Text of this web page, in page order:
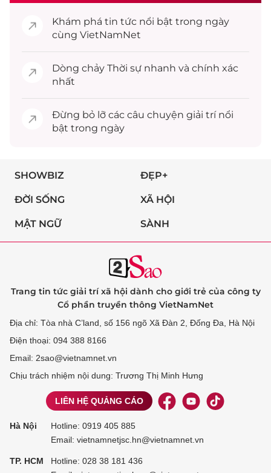
Khám phá tin tức nổi bật trong ngày
cùng VietNamNet
Dòng chảy Thời sự nhanh và chính xác
nhất
Đừng bỏ lỡ các câu chuyện giải trínổi
bật trong ngày
SHOWBIZ ĐẸP+
ĐỜI SỐNG XÃ HỘI
MẬT NGỮ SÀNH
Trang tin tức giải trí xã hội dành cho giới trẻ của công ty
Cổ phần truyền thông VietNamNet
Địa chỉ: Tòa nhà C’land, số 156 ngõ Xã Đàn 2, Đống Đa, Hà Nội
Điện thoại: 094 388 8166
Email: 2sao@vietnamnet.vn
Chịu trách nhiệm nội dung: Trương Thị Minh Hưng
LIÊN HỆ QUẢNG CÁO
Hà Nội Hotline: 0919 405 885
Email: vietnamnetjsc.hn@vietnamnet.vn
TP. HCM Hotline: 028 38 181 436